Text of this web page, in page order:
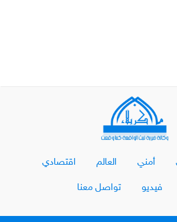
أمني العالم اقتصادي
فيديو تواصل معنا